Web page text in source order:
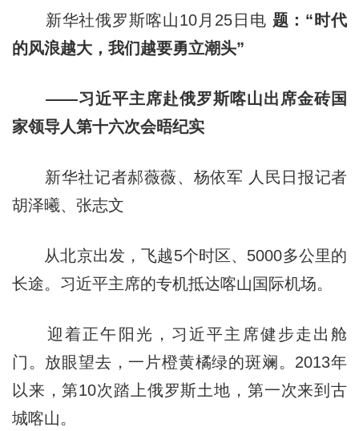
新华社俄罗斯喀山10月25日电 题：“时代
的风浪越大，我们越要勇立潮头”
——习近平主席赴俄罗斯喀山出席金砖国
家领导人第十六次会晤纪实
新华社记者郝薇薇、杨依军 人民日报记者
胡泽曦、张志文
从北京出发，飞越5个时区、5000多公里的
长途。习近平主席的专机抵达喀山国际机场。
迎着正午阳光，习近平主席健步走出舱
门。放眼望去，一片橙黄橘绿的斑斓。2013年
以来，第10次踏上俄罗斯土地，第一次来到古
城喀山。